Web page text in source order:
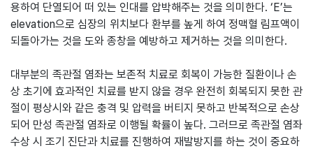
용하여 단열되어 떠 있는 인대를 압박해주는 것을 의미한다. ‘E’는
elevation으로 심장의 위치보다 환부를 높게 하여 정맥혈 림프액이
되돌아가는 것을 도와 종창을 예방하고 제거하는 것을 의미한다. ​
대부분의 족관절 염좌는 보존적 치료로 회복이 가능한 질환이나 손
상 초기에 효과적인 치료를 받지 않을 경우 완전히 회복되지 못한 관
절이 평상시와 같은 충격 및 압력을 버티지 못하고 반복적으로 손상
되어 만성 족관절 염좌로 이행될 확률이 높다. 그러므로 족관절 염좌
수상 시 조기 진단과 치료를 진행하여 재발방지를 하는 것이 중요하